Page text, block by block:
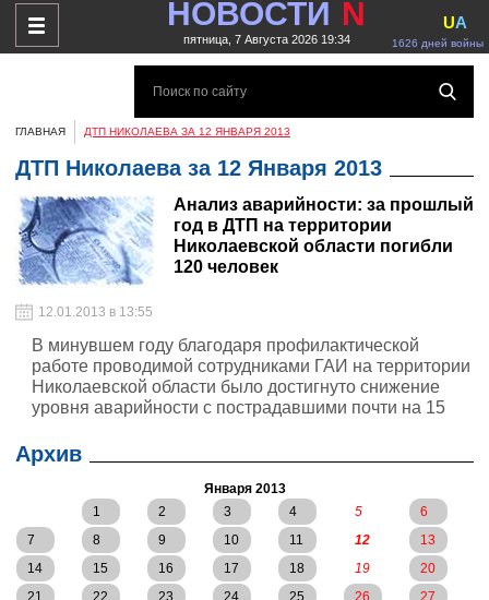
НОВОСТИ N
пятница, 7 Августа 2026 19:34 1626 дней войны
UA
ГЛАВНАЯ ДТП НИКОЛАЕВА ЗА 12 ЯНВАРЯ 2013
ДТП Николаева за 12 Января 2013
Анализ аварийности: за прошлый
год в ДТП на территории
Николаевской области погибли
120 человек
12.01.2013 в 13:55
В минувшем году благодаря профилактической
работе проводимой сотрудниками ГАИ на территории
Николаевской области было достигнуто снижение
уровня аварийности с пострадавшими почти на 15
Архив
Января 2013
1
2 3 4 5
6
7
8 9 10 11 12
13
14
15 16 17 18 19
20
21
22 23 24 25 26
27